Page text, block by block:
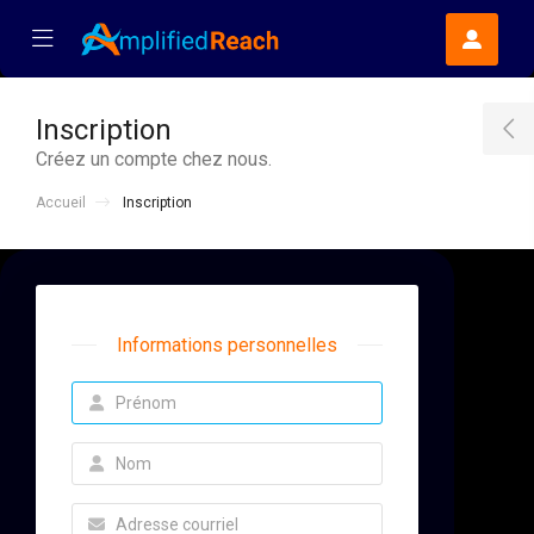
Mobile Menu
Mobile Menu
Inscription
Créez un compte chez nous.
Accueil Inscription
Informations personnelles